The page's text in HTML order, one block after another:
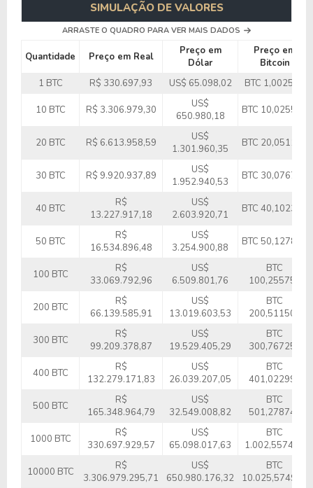
SIMULAÇÃO DE VALORES
ARRASTE O QUADRO PARA VER MAIS DADOS
Quantidade Preço em Real
Preço em
Dólar
Preço em
Bitcoin
1 BTC
R$ 330.697,93 US$ 65.098,02 BTC 1,002557
10 BTC R$ 3.306.979,30
US$
650.980,18
BTC 10,025575
20 BTC R$ 6.613.958,59
US$
1.301.960,35
BTC 20,051150
30 BTC R$ 9.920.937,89
US$
1.952.940,53
BTC 30,076725
40 BTC
R$
13.227.917,18
US$
2.603.920,71
BTC 40,102300
50 BTC
R$
16.534.896,48
US$
3.254.900,88
BTC 50,127875
100 BTC
R$
33.069.792,96
US$
6.509.801,76
BTC
100,255750
200 BTC
R$
66.139.585,91
US$
13.019.603,53
BTC
200,511500
300 BTC
R$
99.209.378,87
US$
19.529.405,29
BTC
300,767250
400 BTC
R$
132.279.171,83
US$
26.039.207,05
BTC
401,022999
500 BTC
R$
165.348.964,79
US$
32.549.008,82
BTC
501,278749
1000 BTC
R$
330.697.929,57
US$
65.098.017,63
BTC
1.002,557499
10000 BTC
R$
3.306.979.295,71
US$
650.980.176,32
BTC
10.025,574987